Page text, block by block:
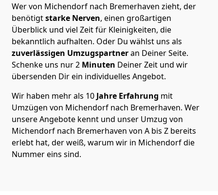
Wer von Michendorf nach Bremer­haven zieht, der
benötigtstarke Nerven, einen großartigen
Überblick und viel Zeit für Kleinigkeiten, die
bekanntlich aufhalten. Oder Du wählst uns als
zuverlässigen Umzugspartneran Deiner Seite.
Schenke uns nur2 Minuten Deiner Zeit und wir
übersenden Dir ein individuelles Angebot.
Wir haben mehr als 10 Jahre Erfahrung mit
Umzügen von Michendorf nach Bremer­haven. Wer
unsere Angebote kennt und unser Umzug von
Michendorf nach Bremer­haven von A bis Z bereits
erlebt hat, der weiß, warum wir in Michendorf die
Nummer eins sind.